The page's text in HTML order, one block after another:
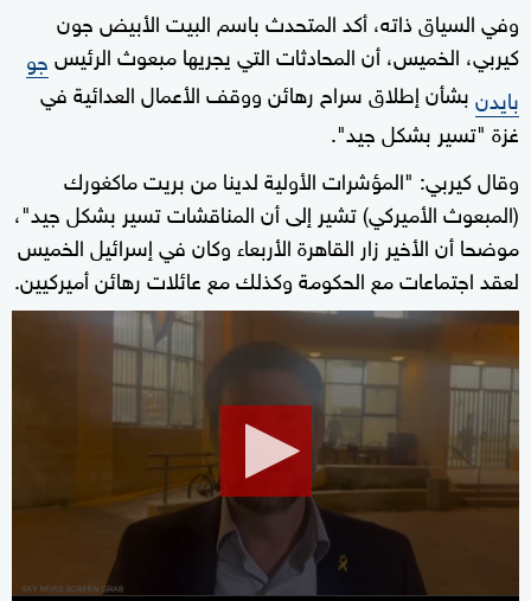
وفي السياق ذاته، أكد المتحدث باسم البيت الأبيض جون
كيربي، الخميس، أن المحادثات التي يجريها مبعوث الرئيسجو
بايدنبشأن إطلاق سراح رهائن ووقف الأعمال العدائية في
غزة "تسير بشكل جيد".
وقال كيربي: "المؤشرات الأولية لدينا من بريت ماكغورك
(المبعوث الأميركي) تشير إلى أن المناقشات تسير بشكل جيد"،
موضحا أن الأخير زار القاهرة الأربعاء وكان في إسرائيل الخميس
لعقد اجتماعات مع الحكومة وكذلك مع عائلات رهائن أميركيين.